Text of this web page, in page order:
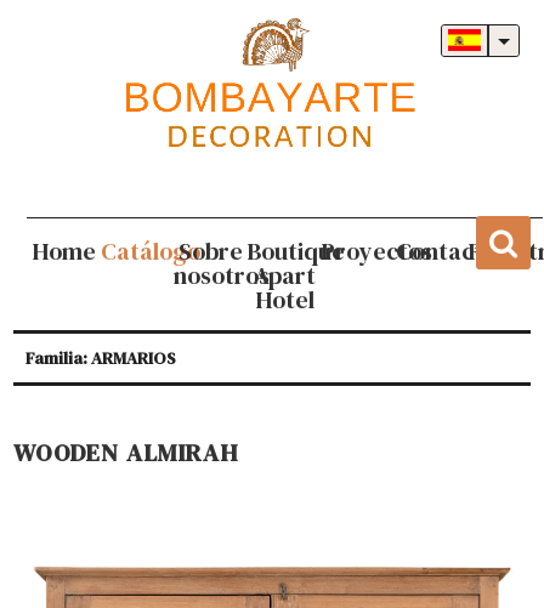
Home CatálogoSobre
nosotros
Boutique
Apart
Hotel
ProyectosContacto
Familia: ARMARIOS
WOODEN ALMIRAH